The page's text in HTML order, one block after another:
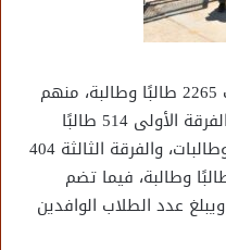
ويبلغ إجمالي عدد طلاب كلية الطب 2265 طالبًا وطالبة، منهم
1157 طالبًا و826 طالبة، حيث تضم الفرقة الأولى 514 طالبًا
وطالبة، والفرقة الثانية 551 طلاب وطالبات، والفرقة الثالثة 404
وطالبة، والفرقة الرابعة 406 طالبًا وطالبة، فيما تضم
وطالبة، ويبلغ عدد الطلاب الوافدين